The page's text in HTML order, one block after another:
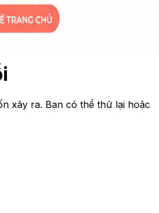
xảy ra. Bạn có thể thử lại hoặc